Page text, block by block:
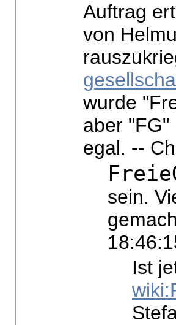
Auftrag
von
wurde
aber "FG"
egal. --
sein.
Ist